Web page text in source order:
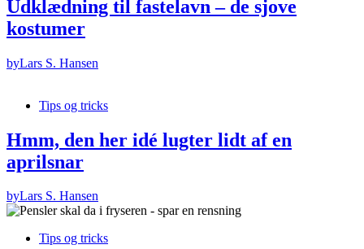
Udklædning til fastelavn – de sjove
kostumer
byLars S. Hansen
Tips og tricks
Hmm, den her idé lugter lidt af en
aprilsnar
byLars S. Hansen
Tips og tricks